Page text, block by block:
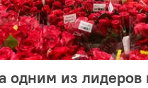
одним из лидеров